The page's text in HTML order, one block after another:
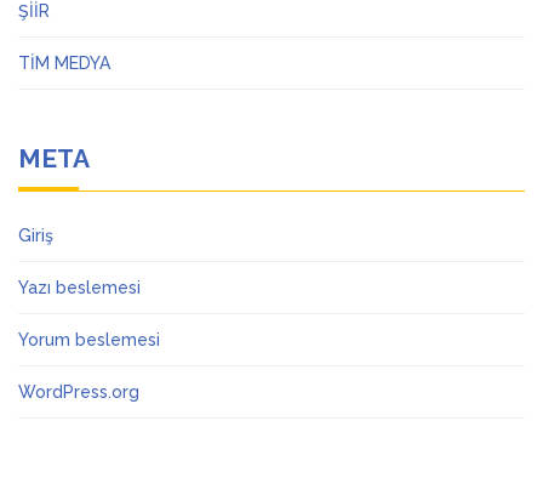
ŞİİR
TİM MEDYA
META
Giriş
Yazı beslemesi
Yorum beslemesi
WordPress.org